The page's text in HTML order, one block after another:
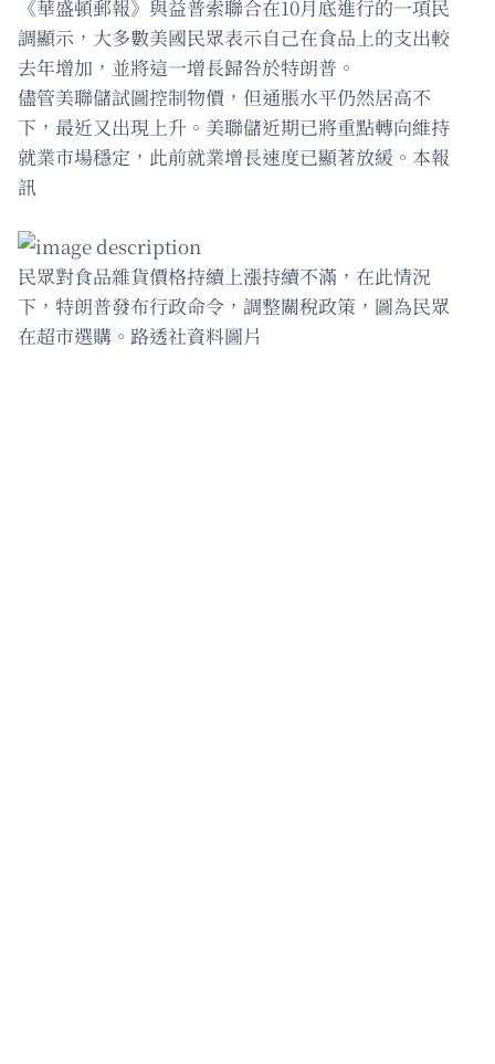
《華盛頓郵報》與益普索聯合在10月底進行的一項民
調顯示，大多數美國民眾表示自己在食品上的支出較
去年增加，並將這一增長歸咎於特朗普。
儘管美聯儲試圖控制物價，但通脹水平仍然居高不
下，最近又出現上升。美聯儲近期已將重點轉向維持
就業市場穩定，此前就業增長速度已顯著放緩。本報
訊
民眾對食品雜貨價格持續上漲持續不滿，在此情況
下，特朗普發布行政命令，調整關稅政策，圖為民眾
在超市選購。路透社資料圖片